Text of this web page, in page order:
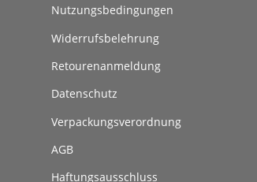
Nutzungsbedingungen
Widerrufsbelehrung
Retourenanmeldung
Datenschutz
Verpackungsverordnung
AGB
Haftungsausschluss